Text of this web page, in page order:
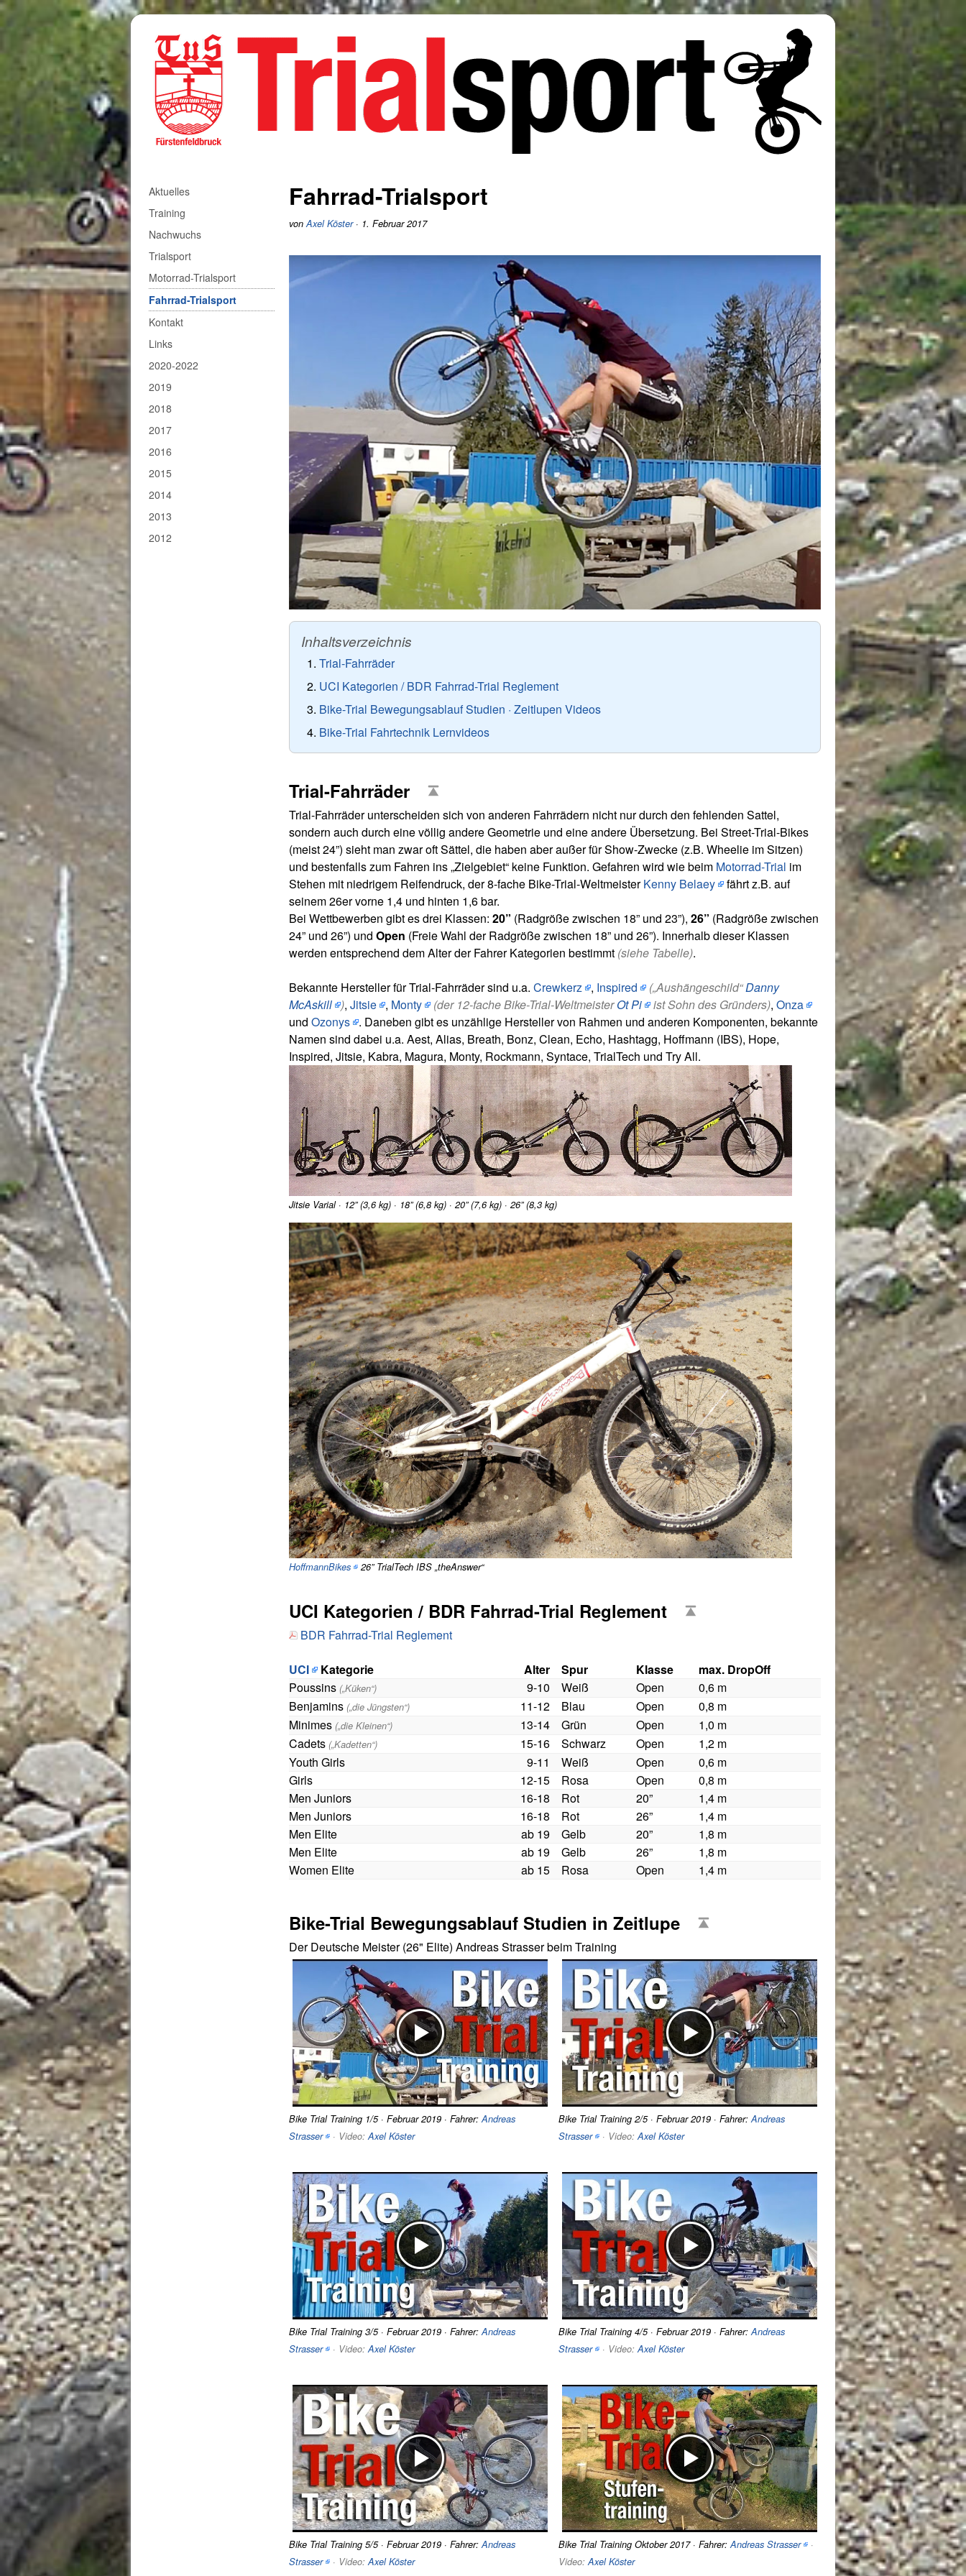
Aktuelles
Training
Nachwuchs
Trialsport
Motorrad-Trialsport
Fahrrad-Trialsport
Kontakt
Links
2020-2022
2019
2018
2017
2016
2015
2014
2013
2012
Fahrrad-Trialsport
vonAxel Köster· 1. Februar 2017
Trial-Fahrräder
UCI Kategorien / BDR Fahrrad-Trial Reglement
Bike-Trial Bewegungsablauf Studien · Zeitlupen Videos
Bike-Trial Fahrtechnik Lernvideos
Trial-Fahrräder
Trial-Fahrräder unterscheiden sich von anderen Fahrrädern nicht nur durch den fehlenden Sattel,
sondern auch durch eine völlig andere Geometrie und eine andere Übersetzung. Bei Street-Trial-Bikes
(meist 24”) sieht man zwar oft Sättel, die haben aber außer für Show-Zwecke (z.B. Wheelie im Sitzen)
und bestenfalls zum Fahren ins „Zielgebiet“ keine Funktion. Gefahren wird wie beim Motorrad-Trial im
Stehen mit niedrigem Reifendruck, der 8-fache Bike-Trial-WeltmeisterKenny Belaey
fährt z.B. auf
seinem 26er vorne 1,4 und hinten 1,6 bar.
Bei Wettbewerben gibt es drei Klassen: 20” (Radgröße zwischen 18” und 23”), 26” (Radgröße zwischen
24” und 26”) und Open (Freie Wahl der Radgröße zwischen 18” und 26”). Innerhalb dieser Klassen
werden entsprechend dem Alter der Fahrer Kategorien bestimmt (siehe Tabelle).
Bekannte Hersteller für Trial-Fahrräder sind u.a. Crewkerz , Inspired („Aushängeschild“Danny
McAskill ), Jitsie , Monty (der 12-fache Bike-Trial-WeltmeisterOt Pi ist Sohn des Gründers), Onza
und Ozonys . Daneben gibt es unzählige Hersteller von Rahmen und anderen Komponenten, bekannte
Namen sind dabei u.a. Aest, Alias, Breath, Bonz, Clean, Echo, Hashtagg, Hoffmann (IBS), Hope,
Inspired, Jitsie, Kabra, Magura, Monty, Rockmann, Syntace, TrialTech und Try All.
Jitsie Varial · 12” (3,6 kg) · 18” (6,8 kg) · 20” (7,6 kg) · 26” (8,3 kg)
HoffmannBikes 26” TrialTech IBS „theAnswer“
UCI Kategorien / BDR Fahrrad-Trial Reglement
BDR Fahrrad-Trial Reglement
UCI Kategorie Alter Spur Klasse
max. DropOff
Poussins („Küken“) 9-10 Weiß Open
0,6 m
Benjamins („die Jüngsten“) 11-12 Blau Open
0,8 m
Minimes („die Kleinen“) 13-14 Grün Open
1,0 m
Cadets („Kadetten“) 15-16 Schwarz Open
1,2 m
Youth Girls
9-11 Weiß Open
0,6 m
Girls
12-15 Rosa Open
0,8 m
Men Juniors
16-18 Rot 20”
1,4 m
Men Juniors
16-18 Rot 26”
1,4 m
Men Elite
ab 19 Gelb 20”
1,8 m
Men Elite
ab 19 Gelb 26”
1,8 m
Women Elite
ab 15 Rosa Open 1,4 m
Bike-Trial Bewegungsablauf Studien in Zeitlupe
Der Deutsche Meister (26" Elite) Andreas Strasser beim Training
Bike Trial Training 1/5 · Februar 2019 · Fahrer:Andreas
Strasser
· Video:Axel Köster
Bike Trial Training 2/5 · Februar 2019 · Fahrer:Andreas
Strasser
· Video:Axel Köster
Bike Trial Training 3/5 · Februar 2019 · Fahrer:Andreas
Strasser
· Video:Axel Köster
Bike Trial Training 4/5 · Februar 2019 · Fahrer:Andreas
Strasser
· Video:Axel Köster
Bike Trial Training 5/5 · Februar 2019 · Fahrer:Andreas
Strasser
· Video:Axel Köster
Bike Trial Training Oktober 2017 · Fahrer:Andreas Strasser
·
Video:Axel Köster